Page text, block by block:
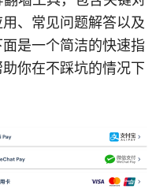
、常见问题解答以及
是一个简洁的快速指
你在不踩坑的情况下